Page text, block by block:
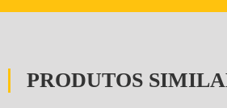
PRODUTOS